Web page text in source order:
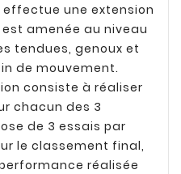
effectue une extension
amenée au niveau
tendues, genoux et
de mouvement.
consiste à réaliser
chacun des 3
de 3 essais par
le classement final,
réalisée